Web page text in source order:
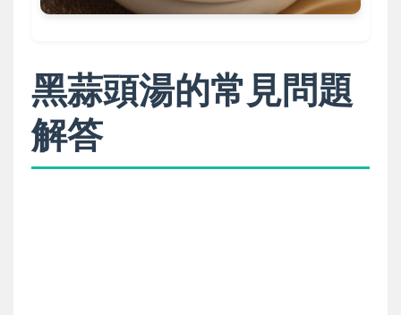
黑蒜頭湯的常見問題
解答